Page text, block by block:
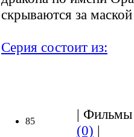
скрываются за
Серия состоит из:
85
| Фильмы
(0) |